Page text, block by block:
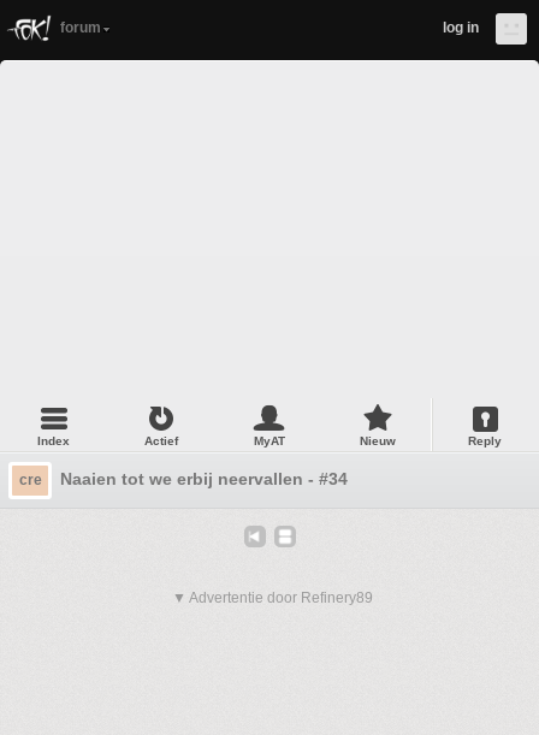
forum log in
Index Actief MyAT Nieuw Reply
cre Naaien tot we erbij neervallen - #34
▼ Advertentie door Refinery89